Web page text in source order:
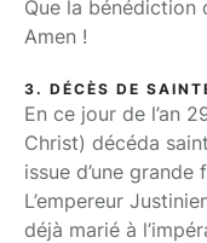
Que la bénédiction
Amen !
3. DÉCÈS DE
En ce jour de l’an
Christ) décéda
issue d’une
L’empereur
déjà marié à